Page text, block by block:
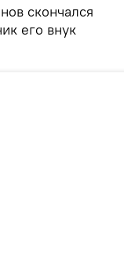
скончался
его внук